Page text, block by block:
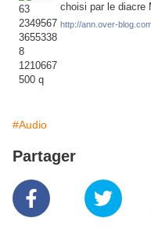
choisi par le diacre
http://ann.over-
#Audio
Partager